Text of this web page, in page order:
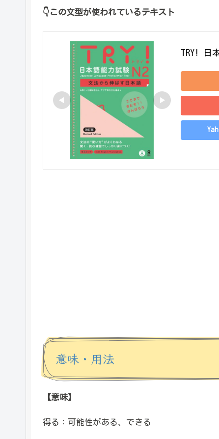
👇この文型が使われているテキスト
TRY! 日
意味・用法
【意味】
得る：可能性がある、できる